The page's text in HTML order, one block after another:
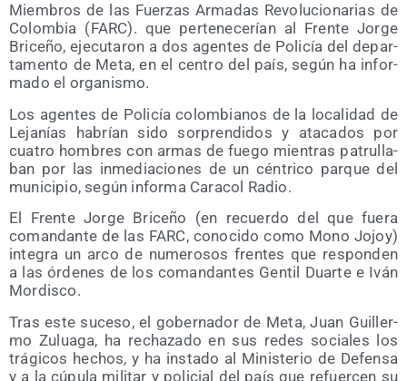
Miem­bros de las Fuer­zas Arma­das Revo­lu­cio­na­rias de
Colom­bia (FARC). que per­te­ne­ce­rían al Fren­te Jor­ge
Bri­ce­ño, eje­cu­ta­ron a dos agen­tes de Poli­cía del depar­
ta­men­to de Meta, en el cen­tro del país, según ha infor­
ma­do el organismo.
Los agen­tes de Poli­cía colom­bia­nos de la loca­li­dad de
Leja­nías habrían sido sor­pren­di­dos y ata­ca­dos por
cua­tro hom­bres con armas de fue­go mien­tras patru­lla­
ban por las inme­dia­cio­nes de un cén­tri­co par­que del
muni­ci­pio, según infor­ma Cara­col Radio.
El Fren­te Jor­ge Bri­ce­ño (en recuer­do del que fue­ra
coman­dan­te de las FARC, cono­ci­do como Mono Jojoy)
inte­gra un arco de nume­ro­sos fren­tes que res­pon­den
a las órde­nes de los coman­dan­tes Gen­til Duar­te e Iván
Mordisco.
Tras este suce­so, el gober­na­dor de Meta, Juan Gui­ller­
mo Zulua­ga, ha recha­za­do en sus redes socia­les los
trá­gi­cos hechos, y ha ins­ta­do al Minis­te­rio de Defen­sa
y a la cúpu­la mili­tar y poli­cial del país que refuer­cen su